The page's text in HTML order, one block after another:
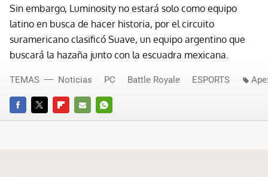
Sin embargo, Luminosity no estará solo como equipo
latino en busca de hacer historia, por el circuito
suramericano clasificó Suave, un equipo argentino que
buscará la hazaña junto con la escuadra mexicana.
FACEBOOKTWITTERFLIPBOARD
E-
WHATSAPP
TEMAS Noticias PC Battle Royale ESPORTS